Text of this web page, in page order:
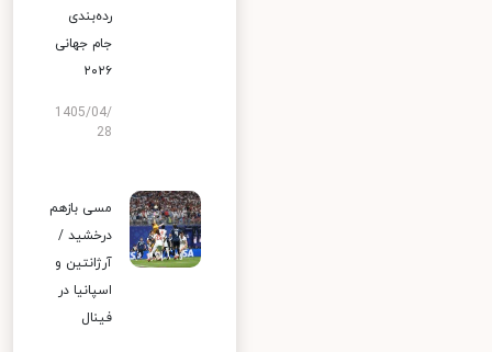
رده‌بندی
جام جهانی
۲۰۲۶
1405/04/
28
مسی بازهم
درخشید /
آرژانتین و
اسپانیا در
فینال